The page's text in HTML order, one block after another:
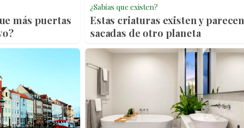
más puertas
¿Sabías que existen?
Estas criaturas existen y parecen
sacadas de otro planeta